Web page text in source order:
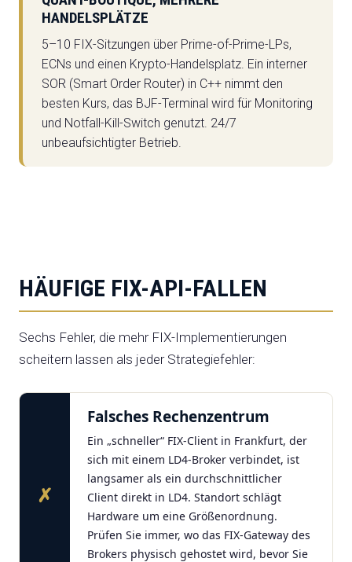
HANDELSPLÄTZE
5–10 FIX-Sitzungen über Prime-of-Prime-LPs,
ECNs und einen Krypto-Handelsplatz. Ein interner
SOR (Smart Order Router) in C++ nimmt den
besten Kurs, das BJF-Terminal wird für Monitoring
und Notfall-Kill-Switch genutzt. 24/7
unbeaufsichtigter Betrieb.
HÄUFIGE FIX-API-FALLEN
Sechs Fehler, die mehr FIX-Implementierungen
scheitern lassen als jeder Strategiefehler:
✗
Falsches Rechenzentrum
Ein „schneller“ FIX-Client in Frankfurt, der
sich mit einem LD4-Broker verbindet, ist
langsamer als ein durchschnittlicher
Client direkt in LD4. Standort schlägt
Hardware um eine Größenordnung.
Prüfen Sie immer, wo das FIX-Gateway des
Brokers physisch gehostet wird, bevor Sie